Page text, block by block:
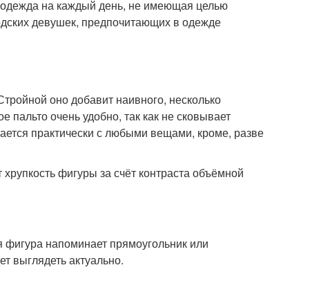
одежда на каждый день, не имеющая целью
девушек, предпочитающих в одежде
оно добавит наивного, несколько
пальто очень удобно, так как не сковывает
практически с любыми вещами, кроме, разве
фигуры за счёт контраста объёмной
напоминает прямоугольник или
выглядеть актуально.